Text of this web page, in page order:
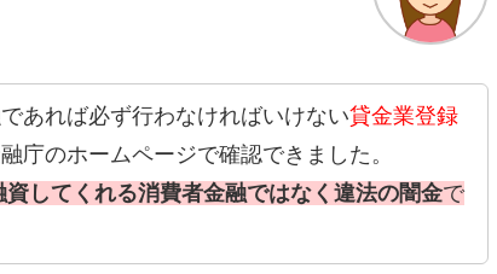
あれば必ず行わなければいけない貸金業登録
庁のホームページで確認できました。
してくれる消費者金融ではなく違法の闇金で